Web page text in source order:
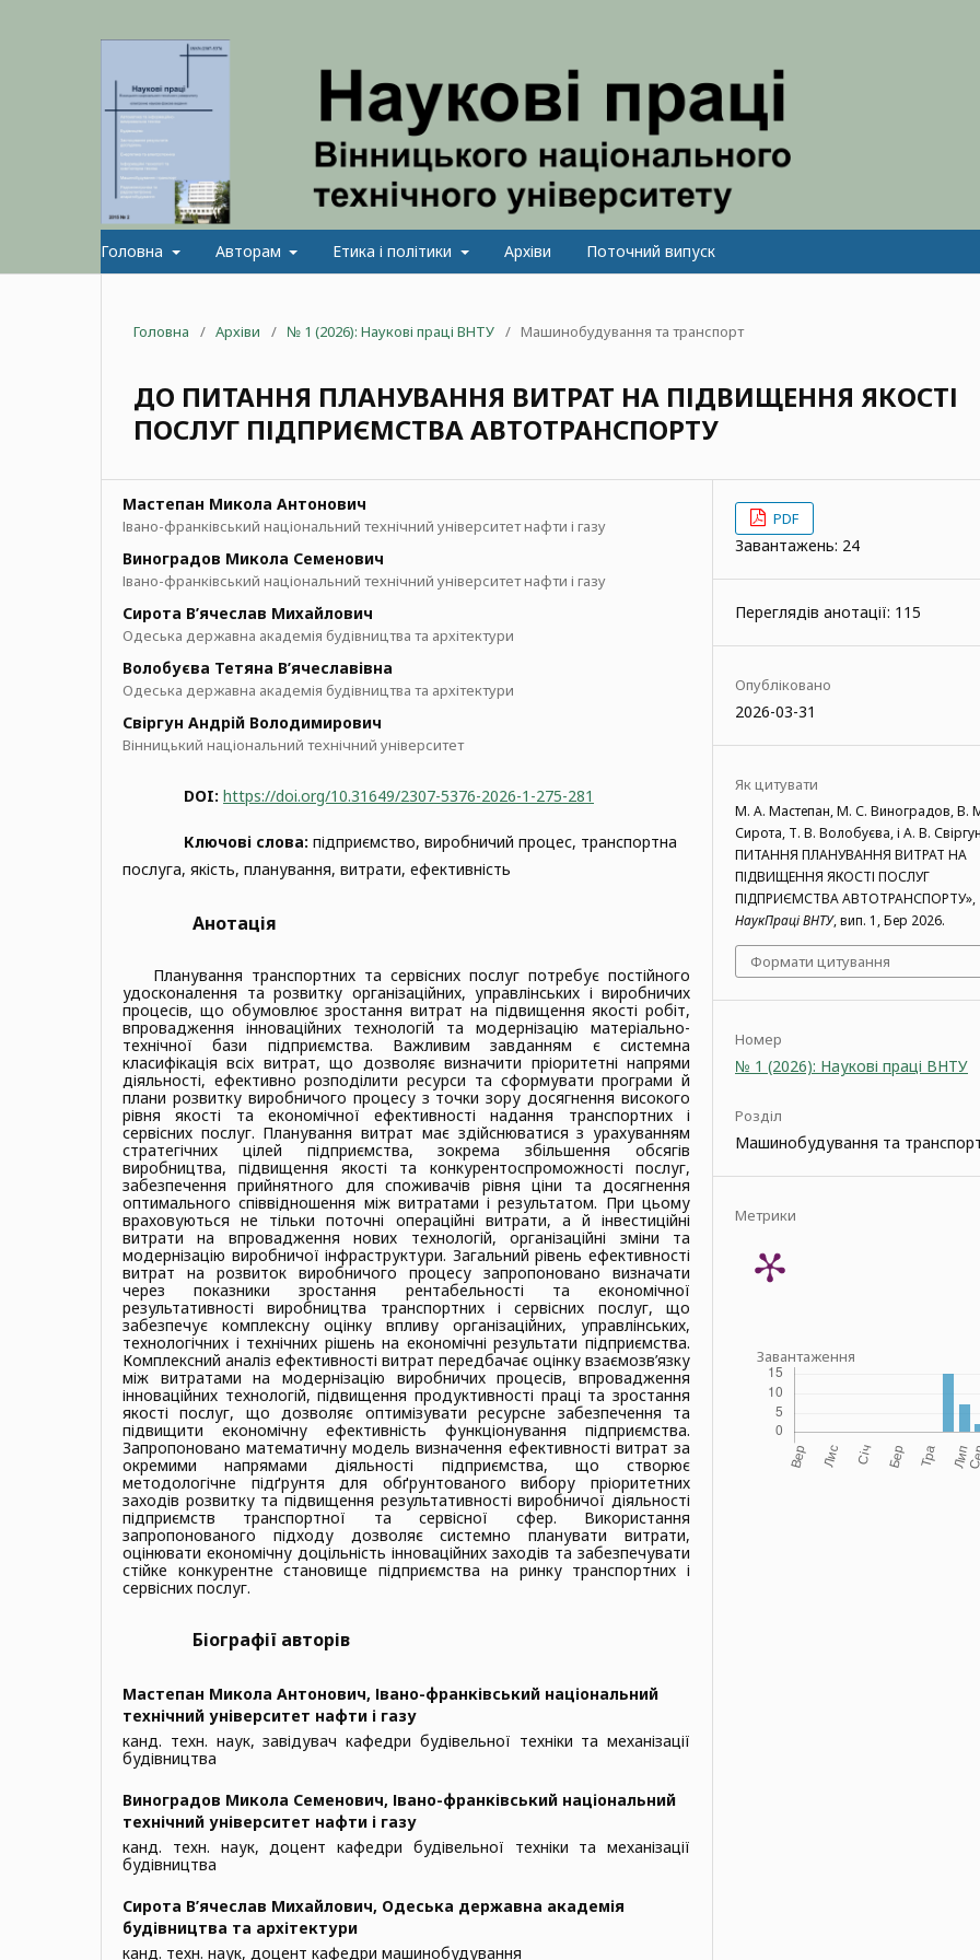
Головна Авторам Етика і політики Архіви Поточний випуск
Головна / Архіви / № 1 (2026): Наукові праці ВНТУ / Машинобудування та транспорт
ДО ПИТАННЯ ПЛАНУВАННЯ ВИТРАТ НА ПІДВИЩЕННЯ ЯКОСТІ
ПОСЛУГ ПІДПРИЄМСТВА АВТОТРАНСПОРТУ
Мастепан Микола Антонович
Івано-франківський національний технічний університет нафти і газу
Виноградов Микола Семенович
Івано-франківський національний технічний університет нафти і газу
Сирота В’ячеслав Михайлович
Одеська державна академія будівництва та архітектури
Волобуєва Тетяна В’ячеславівна
Одеська державна академія будівництва та архітектури
Свіргун Андрій Володимирович
Вінницький національний технічний університет
DOI: https://doi.org/10.31649/2307-5376-2026-1-275-281
Ключові слова: підприємство, виробничий процес, транспортна
послуга, якість, планування, витрати, ефективність
Анотація
Планування транспортних та сервісних послуг потребує постійного
удосконалення та розвитку організаційних, управлінських і виробничих
процесів, що обумовлює зростання витрат на підвищення якості робіт,
впровадження інноваційних технологій та модернізацію матеріально-
технічної бази підприємства. Важливим завданням є системна
класифікація всіх витрат, що дозволяє визначити пріоритетні напрями
діяльності, ефективно розподілити ресурси та сформувати програми й
плани розвитку виробничого процесу з точки зору досягнення високого
рівня якості та економічної ефективності надання транспортних і
сервісних послуг. Планування витрат має здійснюватися з урахуванням
стратегічних цілей підприємства, зокрема збільшення обсягів
виробництва, підвищення якості та конкурентоспроможності послуг,
забезпечення прийнятного для споживачів рівня ціни та досягнення
оптимального співвідношення між витратами і результатом. При цьому
враховуються не тільки поточні операційні витрати, а й інвестиційні
витрати на впровадження нових технологій, організаційні зміни та
модернізацію виробничої інфраструктури. Загальний рівень ефективності
витрат на розвиток виробничого процесу запропоновано визначати
через показники зростання рентабельності та економічної
результативності виробництва транспортних і сервісних послуг, що
забезпечує комплексну оцінку впливу організаційних, управлінських,
технологічних і технічних рішень на економічні результати підприємства.
Комплексний аналіз ефективності витрат передбачає оцінку взаємозв’язку
між витратами на модернізацію виробничих процесів, впровадження
інноваційних технологій, підвищення продуктивності праці та зростання
якості послуг, що дозволяє оптимізувати ресурсне забезпечення та
підвищити економічну ефективність функціонування підприємства.
Запропоновано математичну модель визначення ефективності витрат за
окремими напрямами діяльності підприємства, що створює
методологічне підґрунтя для обґрунтованого вибору пріоритетних
заходів розвитку та підвищення результативності виробничої діяльності
підприємств транспортної та сервісної сфер. Використання
запропонованого підходу дозволяє системно планувати витрати,
оцінювати економічну доцільність інноваційних заходів та забезпечувати
стійке конкурентне становище підприємства на ринку транспортних і
сервісних послуг.
Біографії авторів
Мастепан Микола Антонович, Івано-франківський національний
технічний університет нафти і газу
канд. техн. наук, завідувач кафедри будівельної техніки та механізації
будівництва
Виноградов Микола Семенович, Івано-франківський національний
технічний університет нафти і газу
канд. техн. наук, доцент кафедри будівельної техніки та механізації
будівництва
Сирота В’ячеслав Михайлович, Одеська державна академія
будівництва та архітектури
канд. техн. наук, доцент кафедри машинобудування
PDF
Завантажень: 24
Переглядів анотації: 115
Опубліковано
2026-03-31
Як цитувати
М. А. Мастепан, М. С. Виноградов, В.
Сирота, Т. В. Волобуєва, і А. В.
ПИТАННЯ ПЛАНУВАННЯ ВИТРАТ НА
ПІДВИЩЕННЯ ЯКОСТІ ПОСЛУГ
ПІДПРИЄМСТВА АВТОТРАНСПОРТУ»,
НаукПраці ВНТУ, вип. 1, Бер 2026.
Формати цитування
Номер
№ 1 (2026): Наукові праці ВНТУ
Розділ
Машинобудування та
Метрики
Завантаження